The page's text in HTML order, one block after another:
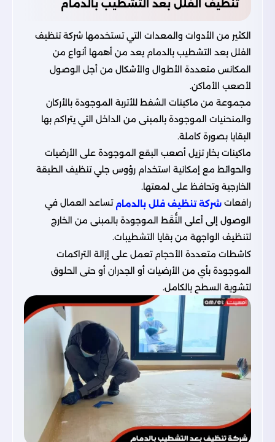
تنظيف الفلل بعد التشطيب بالدمام
الكثير من الأدوات والمعدات التي تستخدمها شركة تنظيف
الفلل بعد التشطيب بالدمام يعد من أهمها أنواع من
المكانس متعددة الأطوال والأشكال من أجل الوصول
لأصعب الأماكن.
مجموعة من ماكينات الشفط للأتربة الموجودة بالأركان
والمنحنيات الموجودة بالمبنى من الداخل التي يتراكم بها
البقايا بصورة كاملة.
ماكينات بخار تزيل أصعب البقع الموجودة على الأرضيات
والحوائط مع إمكانية استخدام رؤوس جلي تنظيف الطبقة
الخارجية وتحافظ على لمعتها.
رافعات شركة تنظيف فلل بالدمام تساعد العمال في
الوصول إلى أعلى النُّقَط الموجودة بالمبنى من الخارج
لتنظيف الواجهة من بقايا التشطيبات.
كاشطات متعددة الأحجام تعمل على إزالة التراكمات
الموجودة بأي من الأرضيات أو الجدران أو حتى الحلوق
لتشوية السطح بالكامل.